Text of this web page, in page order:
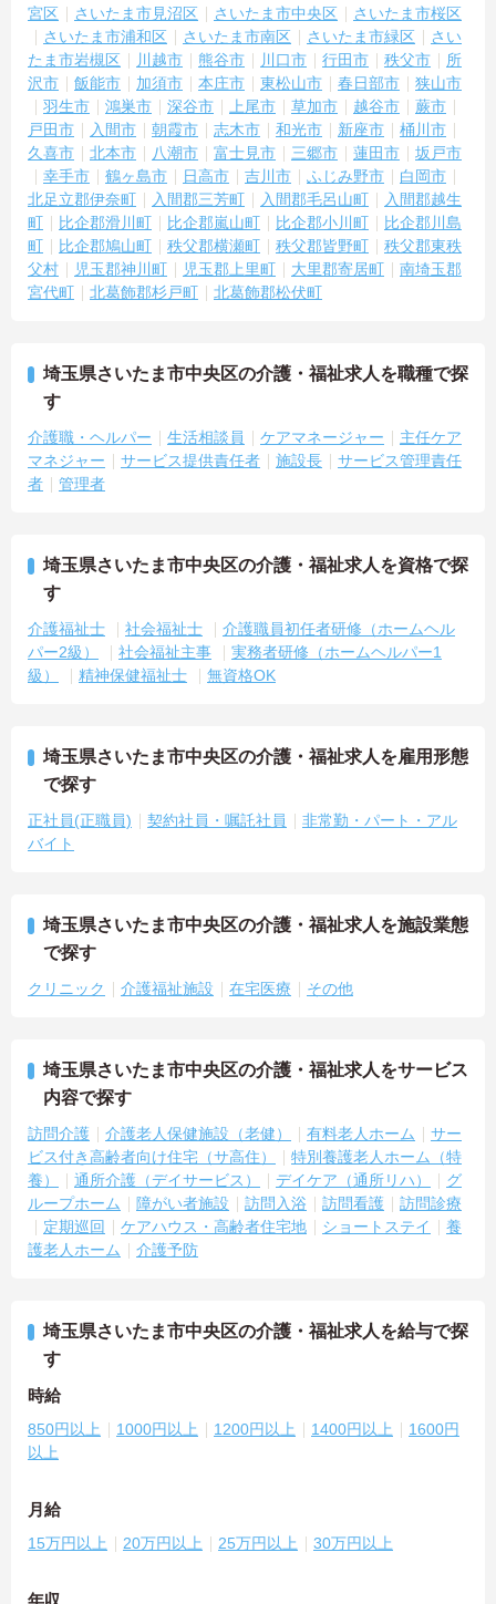
宮区
さいたま市見沼区 さいたま市中央区
さいたま市桜区
さいたま市浦和区
さいたま市南区 さいたま市緑区
さい
たま市岩槻区
川越市 熊谷市 川口市 行田市 秩父市
所
沢市
飯能市 加須市 本庄市 東松山市 春日部市
狭山市
羽生市
鴻巣市 深谷市 上尾市 草加市 越谷市
蕨市
戸田市
入間市 朝霞市 志木市 和光市 新座市
桶川市
久喜市
北本市 八潮市 富士見市 三郷市 蓮田市
坂戸市
幸手市
鶴ヶ島市 日高市 吉川市 ふじみ野市
白岡市
北足立郡伊奈町
入間郡三芳町 入間郡毛呂山町
入間郡越生
町
比企郡滑川町 比企郡嵐山町 比企郡小川町
比企郡川島
町
比企郡鳩山町 秩父郡横瀬町 秩父郡皆野町
秩父郡東秩
父村
児玉郡神川町 児玉郡上里町 大里郡寄居町
南埼玉郡
宮代町
北葛飾郡杉戸町 北葛飾郡松伏町
埼玉県さいたま市中央区の介護・福祉求人を職種で探
す
介護職・ヘルパー 生活相談員 ケアマネージャー
主任ケア
マネジャー
サービス提供責任者 施設長
サービス管理責任
者
管理者
埼玉県さいたま市中央区の介護・福祉求人を資格で探
す
介護福祉士 社会福祉士
介護職員初任者研修（ホームヘル
パー2級）
社会福祉主事
実務者研修（ホームヘルパー1
級）
精神保健福祉士 無資格OK
埼玉県さいたま市中央区の介護・福祉求人を雇用形態
で探す
正社員(正職員) 契約社員・嘱託社員
非常勤・パート・アル
バイト
埼玉県さいたま市中央区の介護・福祉求人を施設業態
で探す
クリニック 介護福祉施設 在宅医療 その他
埼玉県さいたま市中央区の介護・福祉求人をサービス
内容で探す
訪問介護 介護老人保健施設（老健） 有料老人ホーム
サー
ビス付き高齢者向け住宅（サ高住）
特別養護老人ホーム（特
養）
通所介護（デイサービス） デイケア（通所リハ）
グ
ループホーム
障がい者施設 訪問入浴 訪問看護
訪問診療
定期巡回
ケアハウス・高齢者住宅地 ショートステイ
養
護老人ホーム
介護予防
埼玉県さいたま市中央区の介護・福祉求人を給与で探
す
時給
850円以上 1000円以上 1200円以上 1400円以上
1600円
以上
月給
15万円以上 20万円以上 25万円以上 30万円以上
年収